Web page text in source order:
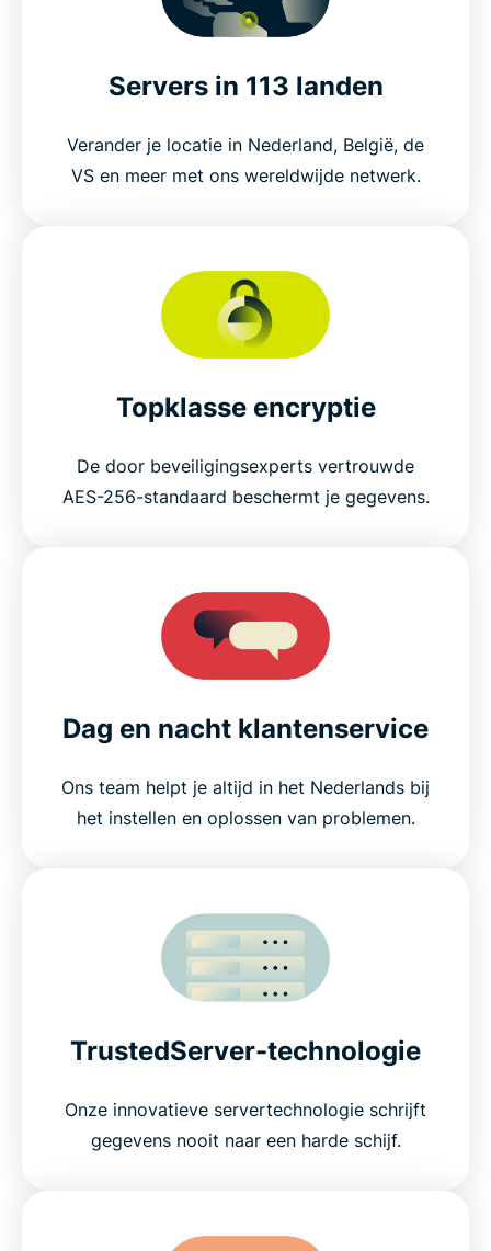
Servers in 113 landen
Verander je locatie in Nederland, België, de
VS en meer met ons wereldwijde netwerk.
Topklasse encryptie
De door beveiligingsexperts vertrouwde
AES-256-standaard beschermt je gegevens.
Dag en nacht klantenservice
Ons team helpt je altijd in het Nederlands bij
het instellen en oplossen van problemen.
TrustedServer-technologie
Onze innovatieve servertechnologie schrijft
gegevens nooit naar een harde schijf.